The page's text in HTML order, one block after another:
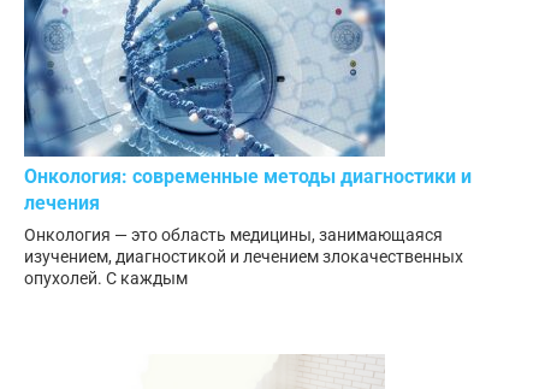
Онкология: современные методы диагностики и
лечения
Онкология — это область медицины, занимающаяся
изучением, диагностикой и лечением злокачественных
опухолей. С каждым